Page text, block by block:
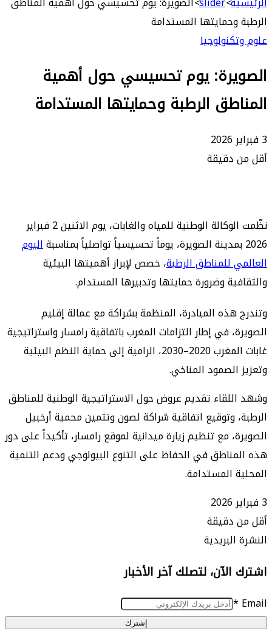
المستدامة
يوم تحسيسي حول أهمية
الرطبة وحمايتها المستدامة
نظّمت الوكالة الوطنية للمياه والغابات، يوم الاثنين 2 فبراير
اليوم
للمناطق الرطبة، خصص لإبراز أهميتها البيئية
وضرورة حمايتها وتدبيرها المستدام.
المبادرة، المنظمة بشراكة مع عمالة إقليم
في إطار التزامات المغرب باتفاقية رامسار واستراتيجية
غابات المغرب 2020–2030، الرامية إلى حماية النظم البيئية
المناخي.
تقديم عروض حول الاستراتيجية الوطنية للمناطق
وتوقيع اتفاقية شراكة لصون وتثمين محمية أرخبيل
مع تنظيم زيارة ميدانية لموقع رامسار، تأكيداً على دور
في الحفاظ على التنوع البيولوجي ودعم التنمية
المستدامة.
لتصلك آخر الأخبار